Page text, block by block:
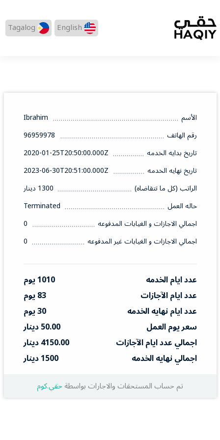
English
Tagalog
الأسم
Ibrahim
رقم الهاتف
96959978
تاريخ بدايه الخدمه
2020-01-25T20:50:00.000Z
تاريخ نهايه الخدمه
2023-06-30T20:51:00.000Z
الراتب (كل ما تتقاضاه)
1300 دينار
حاله العمل
Terminated
اجمالي الاجازات و الغيابات المدفوعه
0
اجمالي الاجازات و الغيابات غير المدفوعه
0
عدد ايام الخدمه
1010 يوم
عدد ايام الآجازات
83 يوم
عدد ايام نهايه الخدمه
30 يوم
سعر يوم العمل
50.00 دينار
اجمالي عدد ايام الآجازات
4150.00 دينار
اجمالي نهايه الخدمه
1500 دينار
تم حساب المستحقات والاجارات بواسطةحقي.كوم